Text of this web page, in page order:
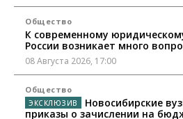
Общество
К современному
России возникает много
08 Августа 2026, 17:00
Общество
Новосибирские
приказы о зачислении на